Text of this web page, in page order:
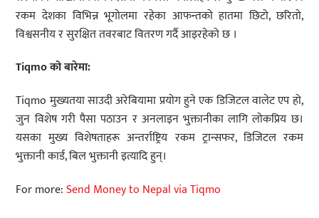
रकम देशका विभिन्न भूगोलमा रहेका आफन्तको हातमा छिटो, छरितो,
विश्वसनीय र सुरक्षित तवरबाट वितरण गर्दै आइरहेको छ ।
Tiqmoको बारेमा:
Tiqmo मुख्यतया साउदी अरेबियामा प्रयोग हुने एक डिजिटल वालेट एप हो,
जुन विशेष गरी पैसा पठाउन र अनलाइन भुक्तानीका लागि लोकप्रिय छ।
यसका मुख्य विशेषताहरू अन्तर्राष्ट्रिय रकम ट्रान्सफर, डिजिटल रकम
भुक्तानी कार्ड, बिल भुक्तानी इत्यादि हुन्।
For more:Send Money to Nepal via Tiqmo